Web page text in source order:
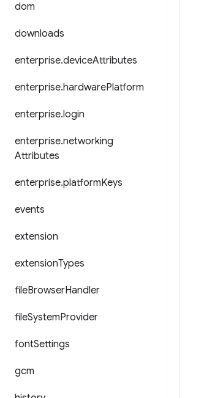
dom
downloads
enterprise.deviceAttributes
enterprise.hardwarePlatform
enterprise.login
enterprise.networking
Attributes
enterprise.platformKeys
events
extension
extensionTypes
fileBrowserHandler
fileSystemProvider
fontSettings
gcm